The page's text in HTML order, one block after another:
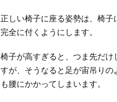
正しい椅子に座る姿勢は、椅
完全に付くようにします。
椅子が高すぎると、つま先だけ
すが、そうなると足が宙吊りの
も腰にかかってしまいます。